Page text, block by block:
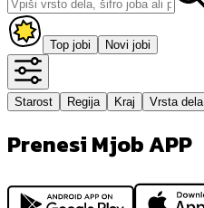
Top jobi Novi jobi
Starost Regija Kraj Vrsta dela
Prenesi Mjob APP